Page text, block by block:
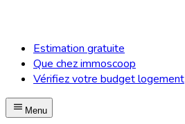
Estimation gratuite
Que chez immoscoop
Vérifiez votre budget logement
Menu